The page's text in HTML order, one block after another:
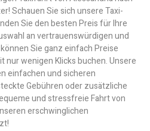
Schauen Sie sich unsere Taxi-
Sie den besten Preis für Ihre
an vertrauenswürdigen und
Sie ganz einfach Preise
nur wenigen Klicks buchen. Unsere
einfachen und sicheren
Gebühren oder zusätzliche
und stressfreie Fahrt von
erschwinglichen